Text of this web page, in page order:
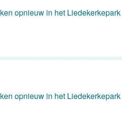
opnieuw in het Liedekerkepark
opnieuw in het Liedekerkepark